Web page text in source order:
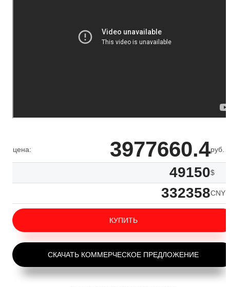
цена: 3977660.4руб.
49150$
332358CNY
КУПИТЬ
СКАЧАТЬ КОММЕРЧЕСКОЕ ПРЕДЛОЖЕНИЕ